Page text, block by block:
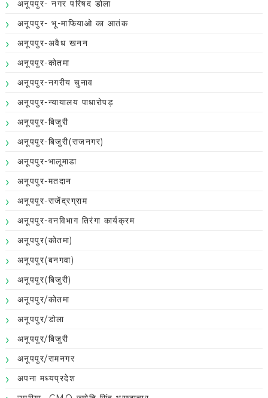
अनूपपुर- नगर परिषद डोला
अनूपपुर- भू-माफियाओ का आतंक
अनूपपुर-अवैध खनन
अनूपपुर-कोतमा
अनूपपुर-नगरीय चुनाव
अनूपपुर-न्यायालय पाधारोपड़
अनूपपुर-बिजुरी
अनूपपुर-बिजुरी(राजनगर)
अनूपपुर-भालूमाडा
अनूपपुर-मतदान
अनूपपुर-राजेंद्रग्राम
अनूपपुर-वनविभाग तिरंगा कार्यक्रम
अनूपपुर(कोतमा)
अनूपपुर(बनगवा)
अनूपपुर(बिजुरी)
अनूपपुर/कोतमा
अनूपपुर/डोला
अनूपपुर/बिजुरी
अनूपपुर/रामनगर
अपना मध्यप्रदेश